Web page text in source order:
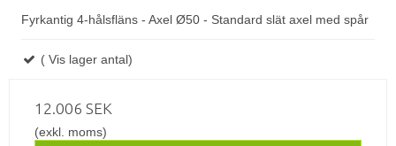
Fyrkantig 4-hålsfläns - Axel Ø50 - Standard slät axel med spår
( Vis lager antal)
12.006 SEK
(exkl. moms)